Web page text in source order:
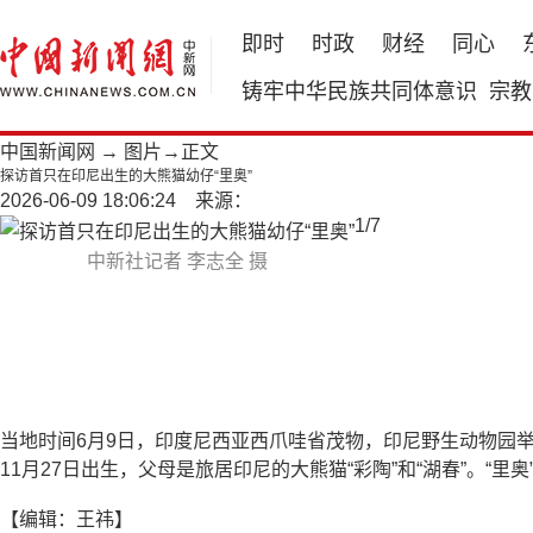
即时 时政 财经 同心
铸牢中华民族共同体意识 宗教
中国新闻网 → 图片 →正文
探访首只在印尼出生的大熊猫幼仔“里奥”
2026-06-09 18:06:24 来源：
中新社记者 李志全 摄
1/7
当地时间6月9日，印度尼西亚西爪哇省茂物，印尼野生动物园
11月27日出生，父母是旅居印尼的大熊猫“彩陶”和“湖春”。“里
【编辑：王祎】